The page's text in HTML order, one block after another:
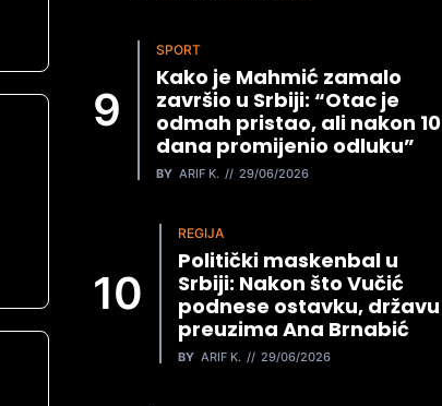
SPORT
Kako je Mahmić zamalo
završio u Srbiji: “Otac je
odmah pristao, ali nakon 10
dana promijenio odluku”
BY ARIF K. 29/06/2026
REGIJA
Politički maskenbal u
Srbiji: Nakon što Vučić
podnese ostavku, državu
preuzima Ana Brnabić
BY ARIF K. 29/06/2026